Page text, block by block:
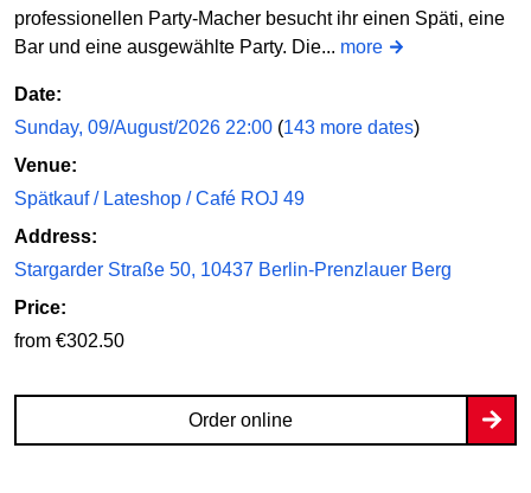
professionellen Party-Macher besucht ihr einen Späti, eine
Bar und eine ausgewählte Party. Die... more
Date:
Sunday, 09/August/2026 22:00 (143 more dates)
Venue:
Spätkauf / Lateshop / Café ROJ 49
Address:
Stargarder Straße 50, 10437 Berlin-Prenzlauer Berg
Price:
from €302.50
Order online